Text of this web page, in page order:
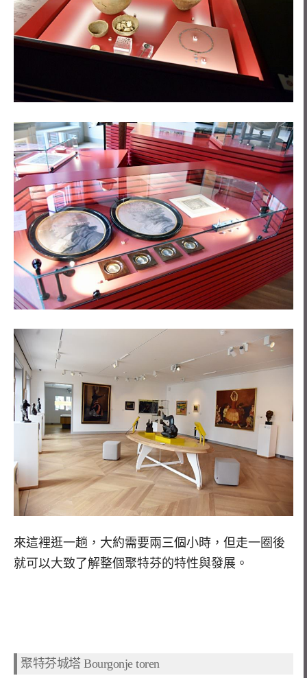
來這裡逛一趟，大約需要兩三個小時，但走一圈後
就可以大致了解整個聚特芬的特性與發展。
聚特芬城塔 Bourgonje toren